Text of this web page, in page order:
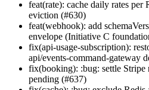
feat(rate): cache daily rates
eviction (#630)
feat(webhook): add
envelope (Initiative C
fix(api-usage-subscription):
api/events-command-gateway
fix(booking): :bug: settle Stripe
pending (#637)